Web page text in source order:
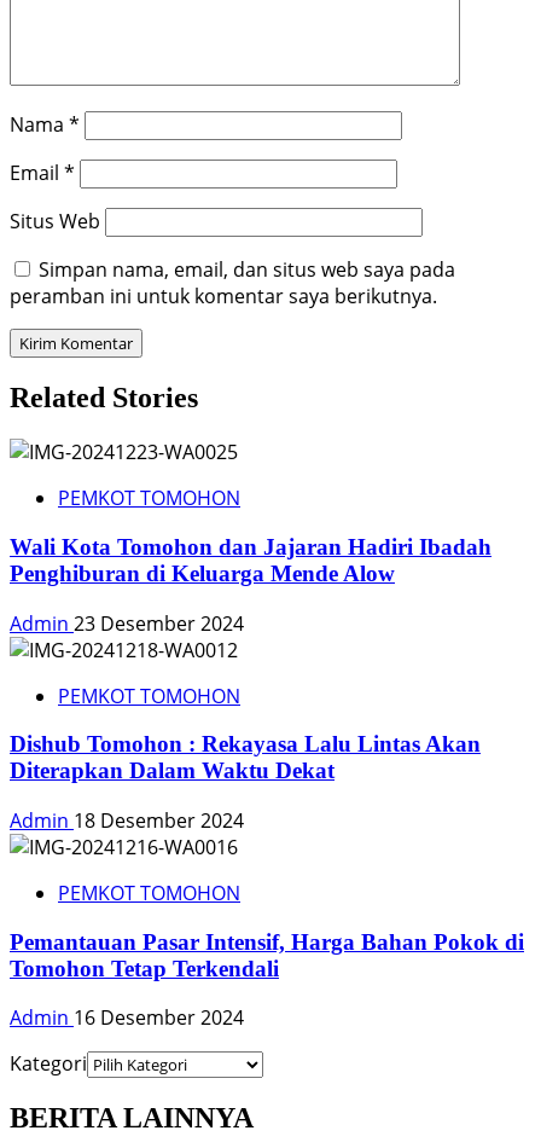
Nama *
Email *
Situs Web
Simpan nama, email, dan situs web saya pada
peramban ini untuk komentar saya berikutnya.
Related Stories
PEMKOT TOMOHON
Wali Kota Tomohon dan Jajaran Hadiri Ibadah
Penghiburan di Keluarga Mende Alow
Admin 23 Desember 2024
PEMKOT TOMOHON
Dishub Tomohon : Rekayasa Lalu Lintas Akan
Diterapkan Dalam Waktu Dekat
Admin 18 Desember 2024
PEMKOT TOMOHON
Pemantauan Pasar Intensif, Harga Bahan Pokok di
Tomohon Tetap Terkendali
Admin 16 Desember 2024
Kategori
BERITA LAINNYA